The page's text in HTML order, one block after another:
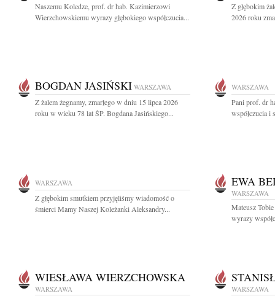
Naszemu Koledze, prof. dr hab. Kazimierzowi
Wierzchowskiemu wyrazy głębokiego współczucia...
Z głębokim
2026 roku
BOGDAN JASIŃSKI WARSZAWA
Z żalem żegnamy, zmarłego w dniu 15 lipca 2026
roku w wieku 78 lat ŚP. Bogdana Jasińskiego...
WARSZAWA
Pani prof. dr
współczucia i
WARSZAWA
Z głębokim smutkiem przyjęliśmy wiadomość o
śmierci Mamy Naszej Koleżanki Aleksandry...
EWA
WARSZAWA
Mateusz
wyrazy
WIESŁAWA WIERZCHOWSKA
WARSZAWA WARSZAWA